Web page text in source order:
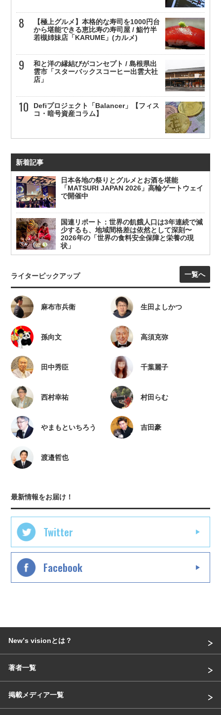
【極上グルメ】本格的な寿司を1000円台
から堪能できる恵比寿の寿司屋 / 鮨竹半
若槻姉妹店「KARUME」(カルメ)
和と洋の縁結びがコンセプト / 島根県出
雲市「スターバックスコーヒー出雲大社
店」
Defiプロジェクト「Balancer」【フィス
コ・暗号資産コラム】
新着記事
日本各地の祭りとグルメとお酒を堪能
「MATSURI JAPAN 2026」高輪ゲートウェイ
で開催中
国連リポート：世界の飢餓人口は3年連続で減
少するも、地域間格差は依然として深刻〜
2026年の「世界の食料安全保障と栄養の現
状」
ライターピックアップ 一覧へ
麻布市兵衛 生田よしかつ
孫向文 高須克弥
田中秀臣 千葉麗子
西村幸祐 村田らむ
やまもといちろう 吉田豪
渡邉哲也
最新情報をお届け！
Twitter
Facebook
Newʼs visionとは？
著者一覧
掲載メディア一覧